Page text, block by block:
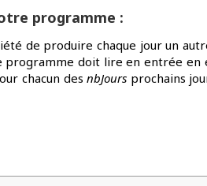
programme :
de produire chaque jour un
programme doit lire en entrée
chacun desnbJours prochains